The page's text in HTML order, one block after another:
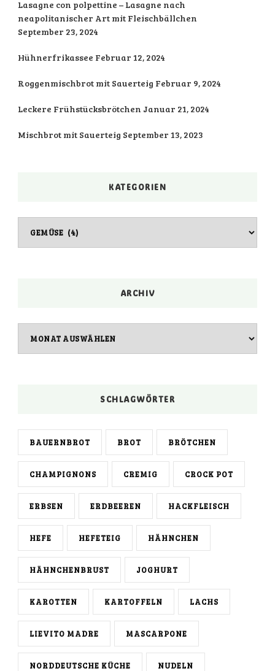
Lasagne con polpettine – Lasagne nach
neapolitanischer Art mit Fleischbällchen
September 23, 2024
Hühnerfrikassee Februar 12, 2024
Roggenmischbrot mit Sauerteig Februar 9, 2024
Leckere Frühstücksbrötchen Januar 21, 2024
Mischbrot mit Sauerteig September 13, 2023
KATEGORIEN
ARCHIV
SCHLAGWÖRTER
BAUERNBROT BROT BRÖTCHEN
CHAMPIGNONS CREMIG CROCK POT
ERBSEN ERDBEEREN HACKFLEISCH
HEFE HEFETEIG HÄHNCHEN
HÄHNCHENBRUST JOGHURT
KAROTTEN KARTOFFELN LACHS
LIEVITO MADRE MASCARPONE
NORDDEUTSCHE KÜCHE NUDELN